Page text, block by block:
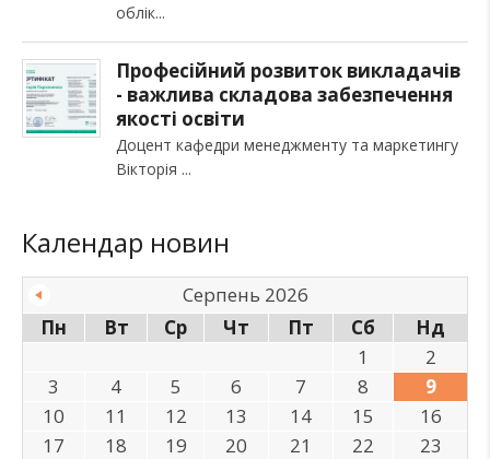
облік
Професійний розвиток викладачів
- важлива складова забезпечення
якості освіти
Доцент кафедри менеджменту та маркетингу
Вікторія
Календар новин
Серпень 2026
Пн
Вт Ср Чт Пт Сб
Нд
1
2
3
4 5 6 7 8
9
10
11 12 13 14 15
16
17
18 19 20 21 22
23